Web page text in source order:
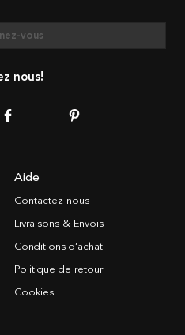
vous
nous!
Aide
Contactez-nous
Livraisons & Envois
Conditions d’achat
Politique de retour
Cookies